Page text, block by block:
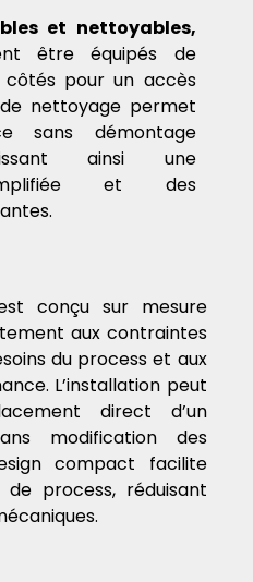
et nettoyables,
être équipés de
pour un accès
nettoyage permet
sans démontage
ainsi une
et des
conçu sur mesure
aux contraintes
du process et aux
L’installation peut
direct d’un
modification des
compact facilite
process, réduisant